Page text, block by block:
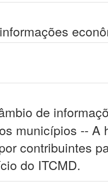
de
municípios --
contribuintes
do ITCMD.